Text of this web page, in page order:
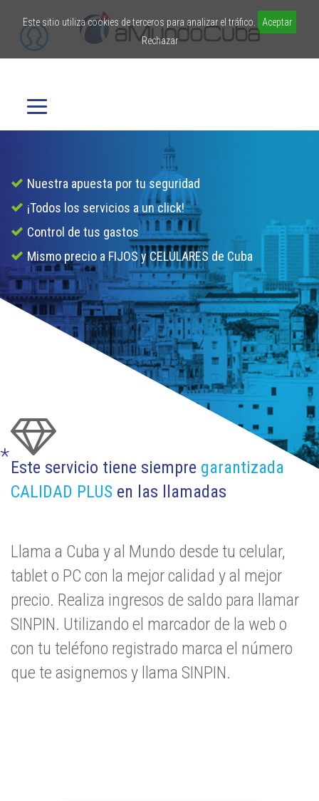
Nuestra apuesta por tu seguridad
¡Todos los servicios a un click!
Control de tus gastos
Mismo precio a FIJOS y CELULARES de Cuba
*Este servicio tiene siempre garantizada
CALIDAD PLUS en las llamadas
Llama a Cuba y al Mundo desde tu celular,
tablet o PC con la mejor calidad y al mejor
precio. Realiza ingresos de saldo para llamar
SINPIN. Utilizando el marcador de la web o
con tu teléfono registrado marca el número
que te asignemos y llama SINPIN.
Este sitio utiliza cookies de terceros para analizar el tráfico.
Aceptar
Rechazar